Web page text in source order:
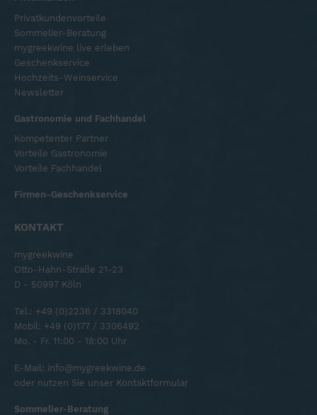
Privatkundenvorteile
Sommelier-Beratung
mygreekwine live erleben
Geschenkservice
Hochzeits-Weinservice
Newsletter
Gastronomie und Fachhandel
Kompetenter Partner
Vorteile Gastronomie
Vorteile Fachhandel
Firmen-Geschenkservice
KONTAKT
mygreekwine
Otto-Hahn-Straße 21-23
D - 50997 Köln
Tel.: +49 (0)2236 / 3318040
Mobil: +49 (0)177 / 3306492
Mo. - Fr. 11:00 - 18:00 Uhr
E-Mail: info@mygreekwine.de
oder nutzen Sie unser Kontaktformular
Sommelier-Beratung